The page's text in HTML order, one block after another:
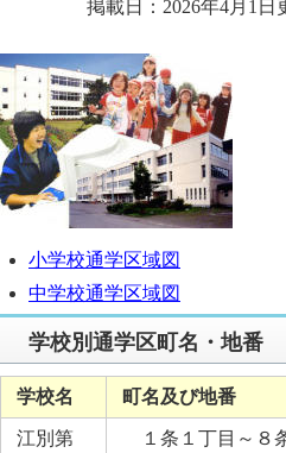
掲載日：2026年4月1日
小学校通学区域図
中学校通学区域図
学校別通学区町名・地番
学校名 町名及び地番
江別第
１条１丁目～８